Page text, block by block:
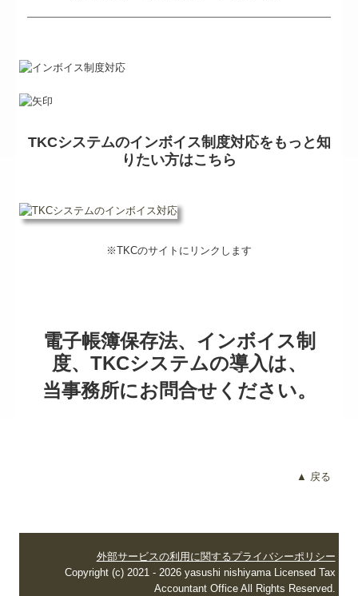
TKCシステムのインボイス制度対応をもっと知
りたい方はこちら
※TKCのサイトにリンクします
電子帳簿保存法、インボイス制
度、TKCシステムの導入は、
当事務所にお問合せください。
▲ 戻る
外部サービスの利用に関するプライバシーポリシー
Copyright (c) 2021 - 2026 yasushi nishiyama Licensed Tax
Accountant Office All Rights Reserved.